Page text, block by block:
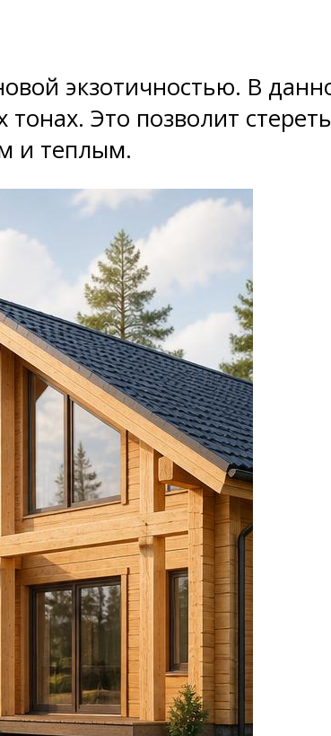
экзотичностью. В
Это позволит
и теплым.